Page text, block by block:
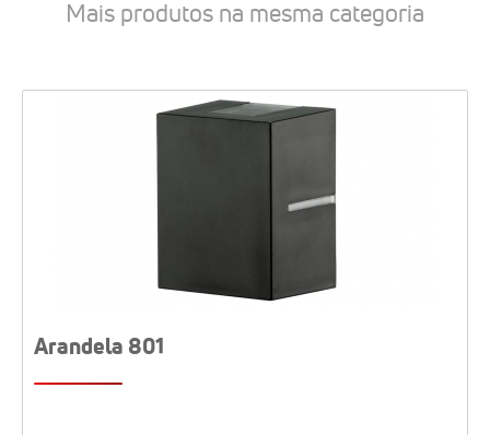
Mais produtos na mesma categoria
Arandela 801